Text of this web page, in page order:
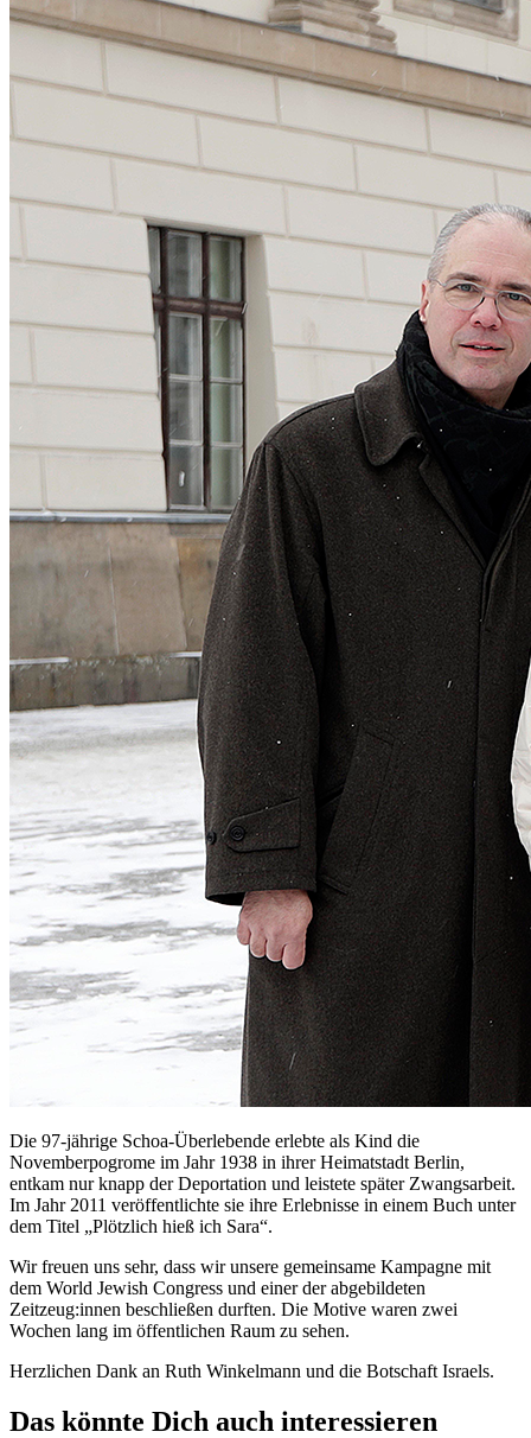
Die 97-jährige Schoa-Überlebende erlebte als Kind die
Novemberpogrome im Jahr 1938 in ihrer Heimatstadt Berlin,
entkam nur knapp der Deportation und leistete später Zwangsarbeit.
Im Jahr 2011 veröffentlichte sie ihre Erlebnisse in einem Buch unter
dem Titel „Plötzlich hieß ich Sara“.
Wir freuen uns sehr, dass wir unsere gemeinsame Kampagne mit
dem World Jewish Congress und einer der abgebildeten
Zeitzeug:innen beschließen durften. Die Motive waren zwei
Wochen lang im öffentlichen Raum zu sehen.
Herzlichen Dank an Ruth Winkelmann und die Botschaft Israels.
Das könnte Dich auch interessieren